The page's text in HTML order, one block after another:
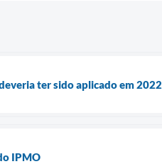
ter sido aplicado em 2022
IPMO